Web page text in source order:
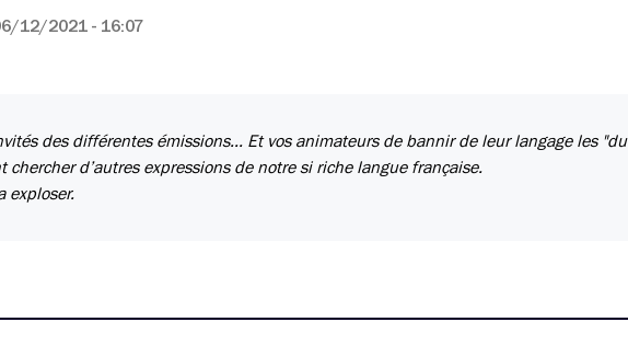
12/2021 - 16:07
des différentes émissions... Et vos animateurs de bannir de leur langage les "du
d’autres expressions de notre si riche langue française.
exploser.